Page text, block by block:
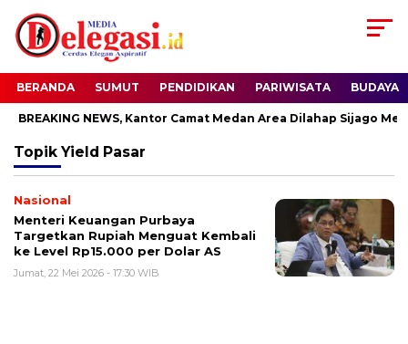
BERANDA SUMUT PENDIDIKAN PARIWISATA BUDAYA
BREAKING NEWS, Kantor Camat Medan Area Dilahap Sijago Merah
Topik Yield Pasar
Nasional
Menteri Keuangan Purbaya
Targetkan Rupiah Menguat Kembali
ke Level Rp15.000 per Dolar AS
Jumat, 22 Mei 2026 - 17:30 WIB